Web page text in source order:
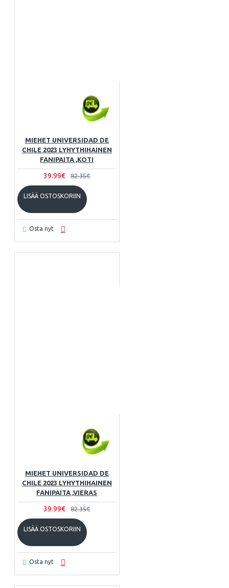
MIEHET UNIVERSIDAD DE
CHILE 2023 LYHYTHIHAINEN
FANIPAITA ,KOTI
39.99€ 82.35€
LISÄÄ OSTOSKORIIN
Osta nyt
MIEHET UNIVERSIDAD DE
CHILE 2023 LYHYTHIHAINEN
FANIPAITA ,VIERAS
39.99€ 82.35€
LISÄÄ OSTOSKORIIN
Osta nyt